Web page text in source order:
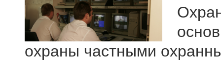
охраны частными